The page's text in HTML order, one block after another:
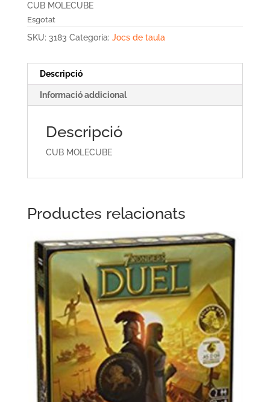
CUB MOLECUBE
Esgotat
SKU: 3183 Categoria: Jocs de taula
Descripció
Informació addicional
Descripció
CUB MOLECUBE
Productes relacionats